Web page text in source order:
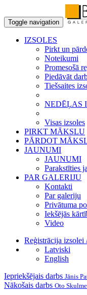
Toggle navigation
IZSOLES
Pirkt un
Noteikumi
Promesošā
Piedāvāt
Tiešsaites
NEDĒĻAS
Visas izsoles
PIRKT MĀKSLU
PĀRDOT
JAUNUMI
JAUNUMI
Parakstīties
PAR GALERIJU
Kontakti
Par galeriju
Privātuma
Iekšējās
Video
Reģistrācija izsolei
Latviski
English
Iepriekšējais darbs Jānis
Nākošais darbs Oto